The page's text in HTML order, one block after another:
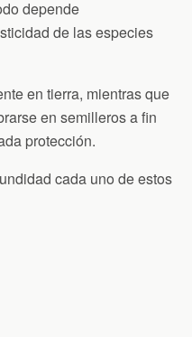
depende
de las especies
en tierra, mientras que
en semilleros a fin
protección.
cada uno de estos